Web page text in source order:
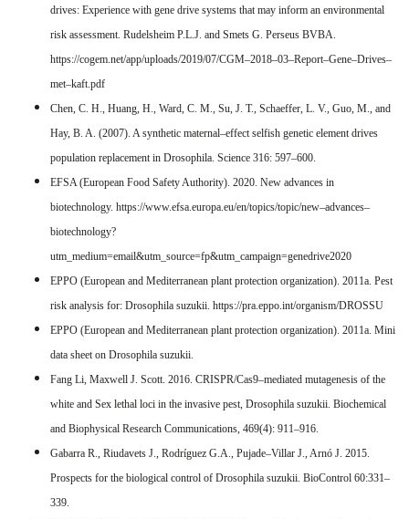
drives: Experience with gene drive systems that may inform an environmental
risk assessment. Rudelsheim P.L.J. and Smets G. Perseus BVBA.
https://cogem.net/app/uploads/2019/07/CGM–2018–03–Report–Gene–Drives–
met–kaft.pdf
Chen, C. H., Huang, H., Ward, C. M., Su, J. T., Schaeffer, L. V., Guo, M., and
Hay, B. A. (2007). A synthetic maternal–effect selfish genetic element drives
population replacement in Drosophila. Science 316: 597–600.
EFSA (European Food Safety Authority). 2020. New advances in
biotechnology. https://www.efsa.europa.eu/en/topics/topic/new–advances–
biotechnology?
utm_medium=email&utm_source=fp&utm_campaign=genedrive2020
EPPO (European and Mediterranean plant protection organization). 2011a. Pest
risk analysis for: Drosophila suzukii. https://pra.eppo.int/organism/DROSSU
EPPO (European and Mediterranean plant protection organization). 2011a. Mini
data sheet on Drosophila suzukii.
Fang Li, Maxwell J. Scott. 2016. CRISPR/Cas9–mediated mutagenesis of the
white and Sex lethal loci in the invasive pest, Drosophila suzukii. Biochemical
and Biophysical Research Communications, 469(4): 911–916.
Gabarra R., Riudavets J., Rodríguez G.A., Pujade–Villar J., Arnó J. 2015.
Prospects for the biological control of Drosophila suzukii. BioControl 60:331–
339.